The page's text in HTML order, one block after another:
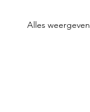
Alles weergeven